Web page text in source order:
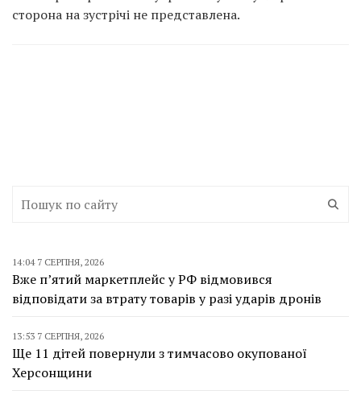
сторона на зустрічі не представлена.
14:04 7 СЕРПНЯ, 2026
Вже п’ятий маркетплейс у РФ відмовився
відповідати за втрату товарів у разі ударів дронів
13:53 7 СЕРПНЯ, 2026
Ще 11 дітей повернули з тимчасово окупованої
Херсонщини